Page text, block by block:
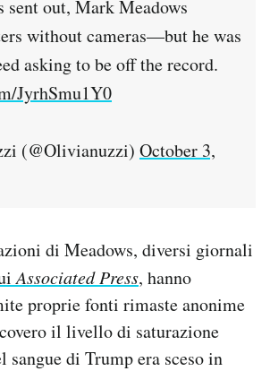
sent out, Mark Meadows
without cameras—but he was
asking to be off the record.
JyrhSmu1Y0
(@Olivianuzzi) October 3,
di Meadows, diversi giornali
Associated Press, hanno
proprie fonti rimaste anonime
il livello di saturazione
sangue di Trump era sceso in